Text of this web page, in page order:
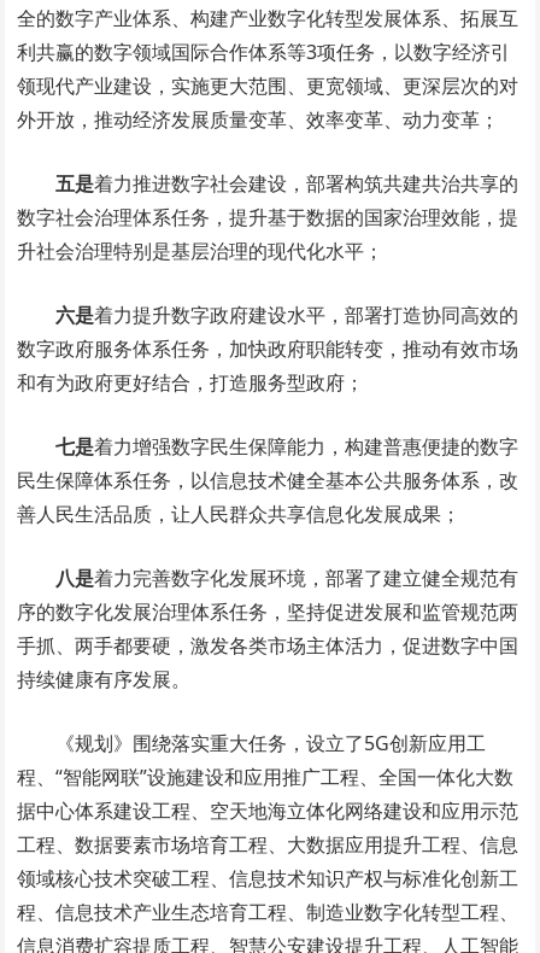
全的数字产业体系、构建产业数字化转型发展体系、拓展互
利共赢的数字领域国际合作体系等3项任务，以数字经济引
领现代产业建设，实施更大范围、更宽领域、更深层次的对
外开放，推动经济发展质量变革、效率变革、动力变革；
五是着力推进数字社会建设，部署构筑共建共治共享的
数字社会治理体系任务，提升基于数据的国家治理效能，提
升社会治理特别是基层治理的现代化水平；
六是着力提升数字政府建设水平，部署打造协同高效的
数字政府服务体系任务，加快政府职能转变，推动有效市场
和有为政府更好结合，打造服务型政府；
七是着力增强数字民生保障能力，构建普惠便捷的数字
民生保障体系任务，以信息技术健全基本公共服务体系，改
善人民生活品质，让人民群众共享信息化发展成果；
八是着力完善数字化发展环境，部署了建立健全规范有
序的数字化发展治理体系任务，坚持促进发展和监管规范两
手抓、两手都要硬，激发各类市场主体活力，促进数字中国
持续健康有序发展。
《规划》围绕落实重大任务，设立了5G创新应用工
程、“智能网联”设施建设和应用推广工程、全国一体化大数
据中心体系建设工程、空天地海立体化网络建设和应用示范
工程、数据要素市场培育工程、大数据应用提升工程、信息
领域核心技术突破工程、信息技术知识产权与标准化创新工
程、信息技术产业生态培育工程、制造业数字化转型工程、
信息消费扩容提质工程、智慧公安建设提升工程、人工智能